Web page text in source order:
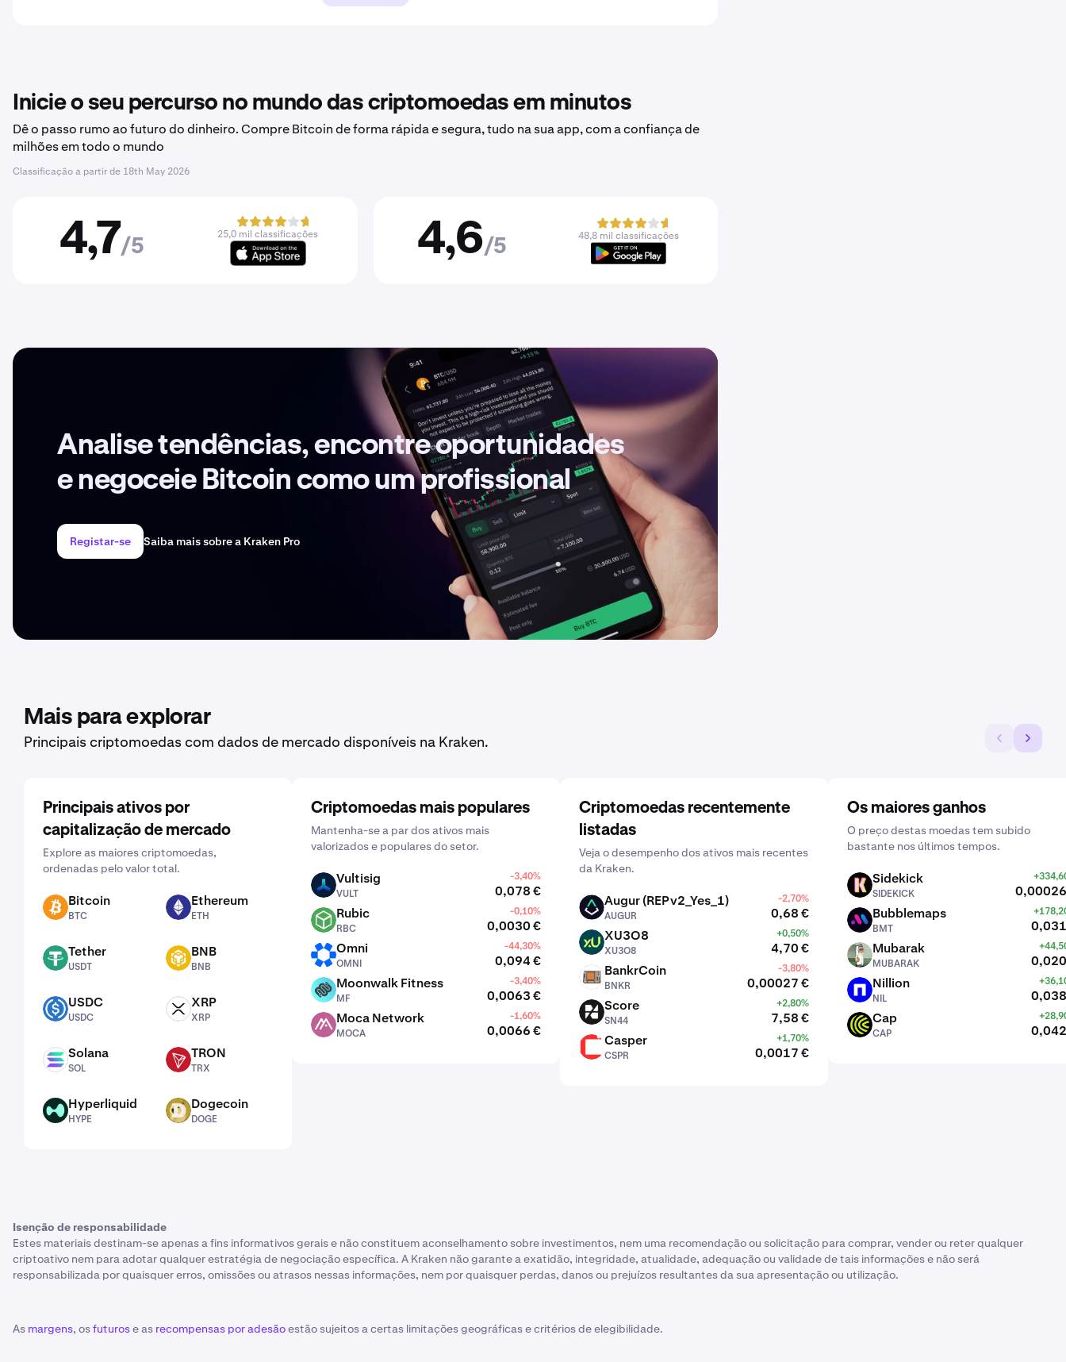
Inicie o seu percurso no mundo das criptomoedas em minutos
Dê o passo rumo ao futuro do dinheiro. Compre Bitcoin de forma rápida e segura, tudo na sua app, com a confiança de
milhões em todo o mundo
Classificação a partir de 18th May 2026
4,7/5
25,0 mil classificações 4,6/5
48,8 mil classificações
Analise tendências, encontre oportunidades
e negoceie Bitcoin como um profissional
Registar-se Saiba mais sobre a Kraken Pro
Mais para explorar
Principais criptomoedas com dados de mercado disponíveis na Kraken.
Principais ativos por
capitalização de mercado
Explore as maiores criptomoedas,
ordenadas pelo valor total.
BTC Bitcoin
BTC
ETH Ethereum
ETH
USDT Tether
USDT
BNB BNB
BNB
USDC USDC
USDC
XRP XRP
XRP
SOL Solana
SOL
TRX TRON
TRX
HYPE Hyperliquid
HYPE
DOGE Dogecoin
DOGE
Criptomoedas mais populares
Mantenha-se a par dos ativos mais
valorizados e populares do setor.
VULT Vultisig
VULT
-3,40%
0,078 €
RBC Rubic
RBC
-0,10%
0,0030 €
Omni
OMNI
-44,30%
0,094 €
MF Moonwalk Fitness
MF
-3,40%
0,0063 €
MOCA Moca Network
MOCA
-1,60%
0,0066 €
Criptomoedas recentemente
listadas
Veja o desempenho dos ativos mais recentes
da Kraken.
AUGUR Augur (REPv2_Yes_1)
AUGUR
-2,70%
0,68 €
XU3O8 XU3O8
XU3O8
+0,50%
4,70 €
BNKR BankrCoin
BNKR
-3,80%
0,00027 €
SN44 Score
SN44
+2,80%
7,58 €
Casper
CSPR
+1,70%
0,0017 €
Os maiores ganhos
O preço destas moedas tem subido
bastante nos últimos tempos.
SIDEKICKSidekick
SIDEKICK
BMT Bubblemaps
BMT
MUBARAKMubarak
MUBARAK
NIL Nillion
NIL
CAP Cap
CAP
Isenção de responsabilidade
Estes materiais destinam-se apenas a fins informativos gerais e não constituem aconselhamento sobre investimentos, nem uma recomendação ou solicitação para comprar, vender ou reter qualquer
criptoativo nem para adotar qualquer estratégia de negociação específica. A Kraken não garante a exatidão, integridade, atualidade, adequação ou validade de tais informações e não será
responsabilizada por quaisquer erros, omissões ou atrasos nessas informações, nem por quaisquer perdas, danos ou prejuízos resultantes da sua apresentação ou utilização.
As margens, osfuturose as recompensas por adesãoestão sujeitos a certas limitações geográficas e critérios de elegibilidade.